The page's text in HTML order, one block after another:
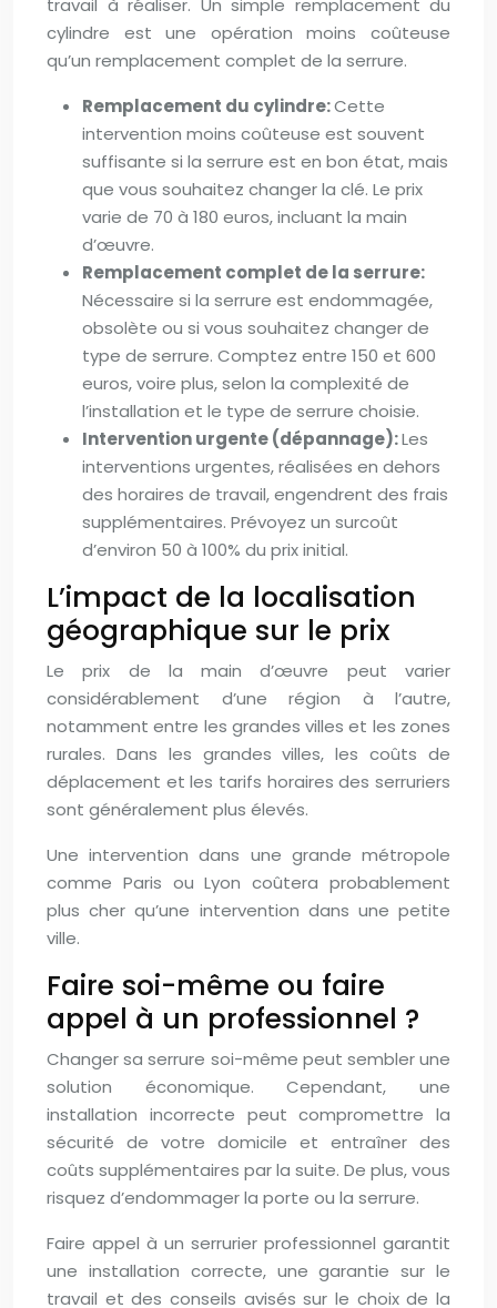
travail à réaliser. Un simple remplacement du
cylindre est une opération moins coûteuse
qu’un remplacement complet de la serrure.
Remplacement du cylindre:Cette
intervention moins coûteuse est souvent
suffisante si la serrure est en bon état, mais
que vous souhaitez changer la clé. Le prix
varie de 70 à 180 euros, incluant la main
d’œuvre.
Remplacement complet de la serrure:
Nécessaire si la serrure est endommagée,
obsolète ou si vous souhaitez changer de
type de serrure. Comptez entre 150 et 600
euros, voire plus, selon la complexité de
l’installation et le type de serrure choisie.
Intervention urgente (dépannage):Les
interventions urgentes, réalisées en dehors
des horaires de travail, engendrent des frais
supplémentaires. Prévoyez un surcoût
d’environ 50 à 100% du prix initial.
L’impact de la localisation
géographique sur le prix
Le prix de la main d’œuvre peut varier
considérablement d’une région à l’autre,
notamment entre les grandes villes et les zones
rurales. Dans les grandes villes, les coûts de
déplacement et les tarifs horaires des serruriers
sont généralement plus élevés.
Une intervention dans une grande métropole
comme Paris ou Lyon coûtera probablement
plus cher qu’une intervention dans une petite
ville.
Faire soi-même ou faire
appel à un professionnel ?
Changer sa serrure soi-même peut sembler une
solution économique. Cependant, une
installation incorrecte peut compromettre la
sécurité de votre domicile et entraîner des
coûts supplémentaires par la suite. De plus, vous
risquez d’endommager la porte ou la serrure.
Faire appel à un serrurier professionnel garantit
une installation correcte, une garantie sur le
travail et des conseils avisés sur le choix de la